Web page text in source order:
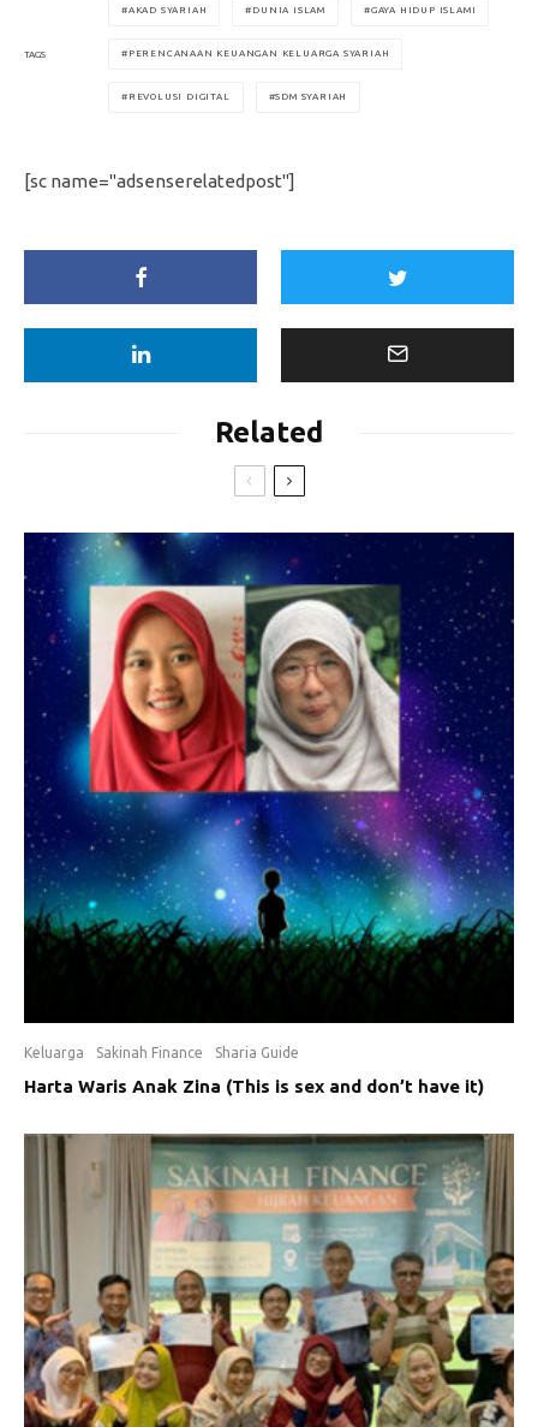
TAGS
AKAD SYARIAH DUNIA ISLAM GAYA HIDUP ISLAMI
PERENCANAAN KEUANGAN KELUARGA SYARIAH
REVOLUSI DIGITAL SDM SYARIAH
[sc name="adsenserelatedpost"]
Related
Keluarga Sakinah Finance Sharia Guide
Harta Waris Anak Zina (This is sex and don’t have it)